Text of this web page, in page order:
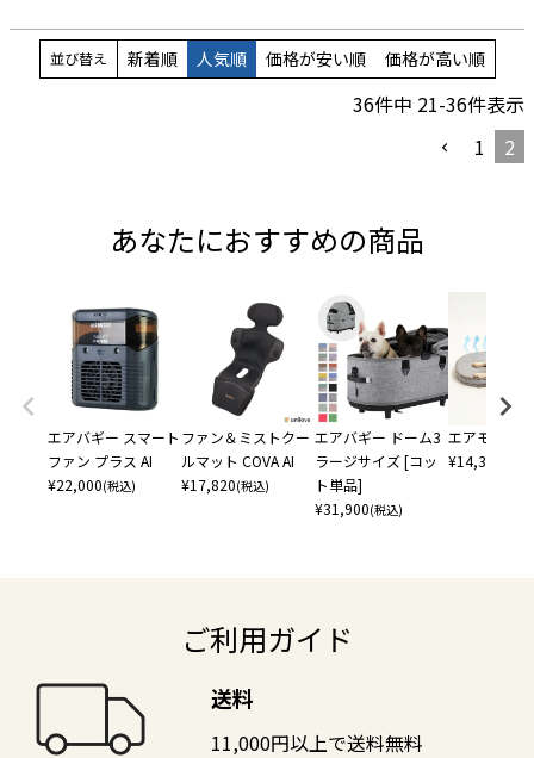
並び替え 新着順 人気順 価格が安い順 価格が高い順
36件中 21-36件表示
1
2
あなたにおすすめの商品
エアバギー スマート
ファン プラス AI
¥22,000(税込)
ファン＆ミストクー
ルマット COVA AI
¥17,820(税込)
エアバギー ドーム3
ラージサイズ [コッ
ト単品]
¥31,900(税込)
エアモン ペ
¥14,300
ご利用ガイド
送料
11,000円以上で送料無料